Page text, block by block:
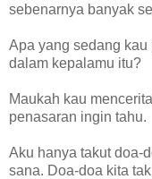
sebenarnya banyak
Apa yang sedang
dalam kepalamu itu?
Maukah kau
penasaran ingin tahu.
Aku hanya takut doa-
sana. Doa-doa kita